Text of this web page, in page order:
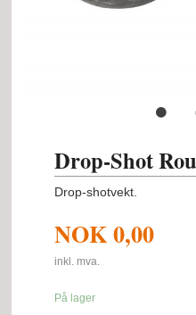
Drop-Shot
Drop-shotvekt.
NOK0,00
inkl. mva.
På lager